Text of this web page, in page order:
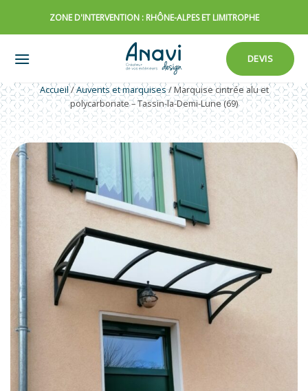
ZONE D'INTERVENTION : RHÔNE-ALPES ET LIMITROPHE
DEVIS
Accueil/Auvents et marquises/Marquise cintrée alu et
polycarbonate – Tassin-la-Demi-Lune (69)